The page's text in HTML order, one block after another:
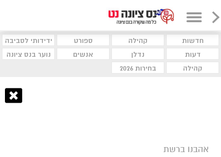
חדשות קהילה ספורט
ידידותי לסביבה
דעות
נדלן אנשים
נוער בנס ציונה
קהילה
בחירות 2026
אהבנו ברשת